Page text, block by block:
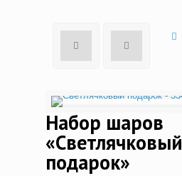
Набор шаров
«Светлячковый
подарок»